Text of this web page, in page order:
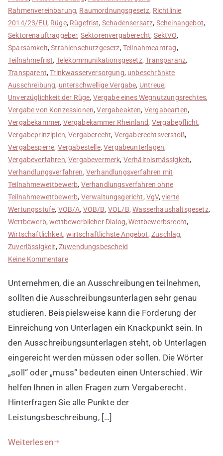
Rahmenvereinbarung, Raumordnungsgesetz, Richtlinie
2014/23/EU, Rüge, Rügefrist, Schadensersatz, Scheinangebot,
Sektorenauftraggeber, Sektorenvergaberecht, SektVO,
Sparsamkeit,Strahlenschutzgesetz, Teilnahmeantrag,
Teilnahmefrist, Telekommunikationsgesetz,Transparanz,
Transparent,Trinkwasserversorgung, unbeschränkte
Ausschreibung, unterschwellige Vergabe, Untreue,
Unverzüglichkeit der Rüge, Vergabe eines Wegnutzungsrechtes,
Vergabe von Konzessionen,Vergabeakten, Vergabearten,
Vergabekammer, Vergabekammer Rheinland, Vergabepflicht,
Vergabeprinzipien,Vergaberecht, Vergaberechtsverstoß,
Vergabesperre, Vergabestelle,Vergabeunterlagen,
Vergabeverfahren,Vergabevermerk, Verhältnismässigkeit,
Verhandlungsverfahren, Verhandlungsverfahren mit
Teilnahmewettbewerb, Verhandlungsverfahren ohne
Teilnahmewettbewerb, Verwaltungsgericht, VgV, vierte
Wertungsstufe, VOB/A, VOB/B, VOL/B,Wasserhaushaltsgesetz,
Wettbewerb,wettbewerblicher Dialog,Wettbewerbsrecht,
Wirtschaftlichkeit,wirtschaftlichste Angebot, Zuschlag,
Zuverlässigkeit, Zuwendungsbescheid
Keine Kommentarezu
3:
Ausschreibungsunterlagen
nicht
lesen
Unternehmen, die an Ausschreibungen teilnehmen,
sollten die Ausschreibungsunterlagen sehr genau
studieren. Beispielsweise kann die Forderung der
Einreichung von Unterlagen ein Knackpunkt sein. In
den Ausschreibungsunterlagen steht, ob Unterlagen
eingereicht werden müssen oder sollen. Die Wörter
„soll“ oder „muss“ bedeuten einen Unterschied. Wir
helfen Ihnen in allen Fragen zum Vergaberecht.
Hinterfragen Sie alle Punkte der
Leistungsbeschreibung, […]
Weiterlesen